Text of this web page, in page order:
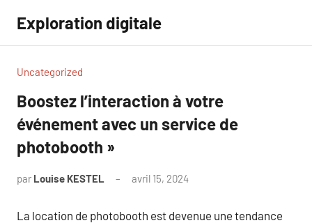
contenu
Exploration digitale
Uncategorized
Boostez l’interaction à votre
événement avec un service de
photobooth »
par Louise KESTEL avril 15, 2024
La location de photobooth est devenue une tendance